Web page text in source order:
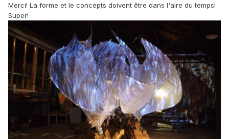
Merci! La forme et le concepts doivent être dans l'aire du temps!
Super!